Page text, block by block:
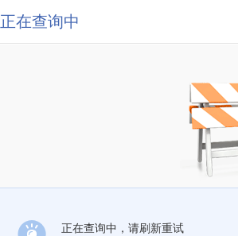
正在查询中
正在查询中，请刷新重试